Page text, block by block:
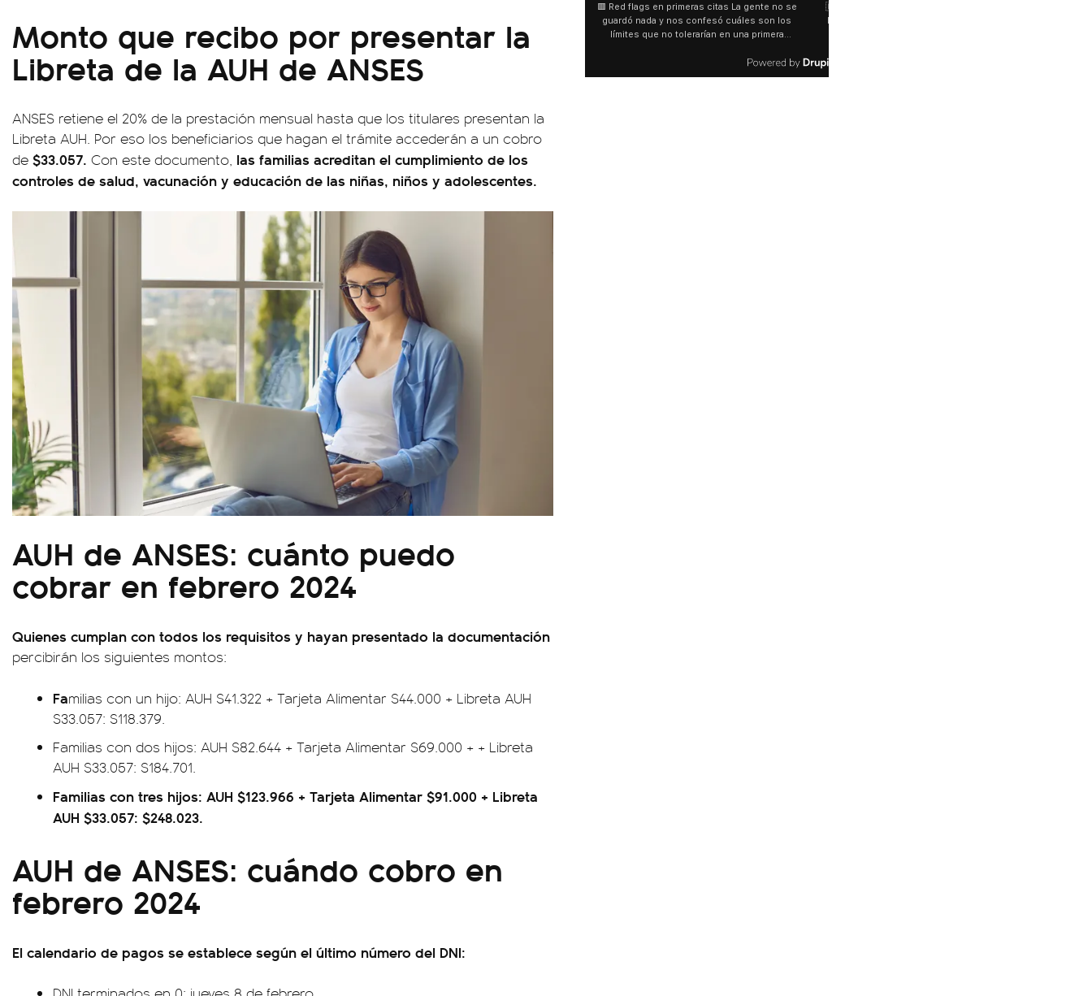
Monto que recibo por presentar la
Libreta de la AUH de ANSES
ANSES retiene el 20% de la prestación mensual hasta que los titulares presentan la
Libreta AUH. Por eso los beneficiarios que hagan el trámite accederán a un cobro
de $33.057. Con este documento, las familias acreditan el cumplimiento de los
controles de salud, vacunación y educación de las niñas, niños y adolescentes.
AUH de ANSES: cuánto puedo
cobrar en febrero 2024
Quienes cumplan con todos los requisitos y hayan presentado la documentación
percibirán los siguientes montos:
Familias con un hijo: AUH $41.322 + Tarjeta Alimentar $44.000 + Libreta AUH
$33.057: $118.379.
Familias con dos hijos: AUH $82.644 + Tarjeta Alimentar $69.000 + + Libreta
AUH $33.057: $184.701.
Familias con tres hijos: AUH $123.966 + Tarjeta Alimentar $91.000 + Libreta
AUH $33.057: $248.023.
AUH de ANSES: cuándo cobro en
febrero 2024
El calendario de pagos se establece según el último número del DNI:
🟥 Red flags en primeras citas La gente no se
guardó nada y nos confesó cuáles son los
límites que no tolerarían en una primera
salida.
🇧🇷 Tragedia en Río de Janeiro: se cayó un
helicóptero y murieron cuatro personas 🚁
Una aeronave que realizaba un vuelo
bosque de difícil acceso en Alto da Boa
Vista. Las víctimas son el piloto brasileño